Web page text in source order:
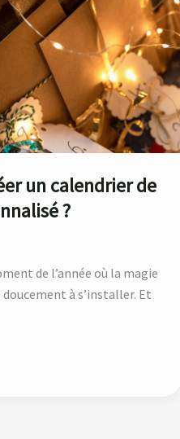
un calendrier de
?
de l’année où la magie
à s’installer. Et